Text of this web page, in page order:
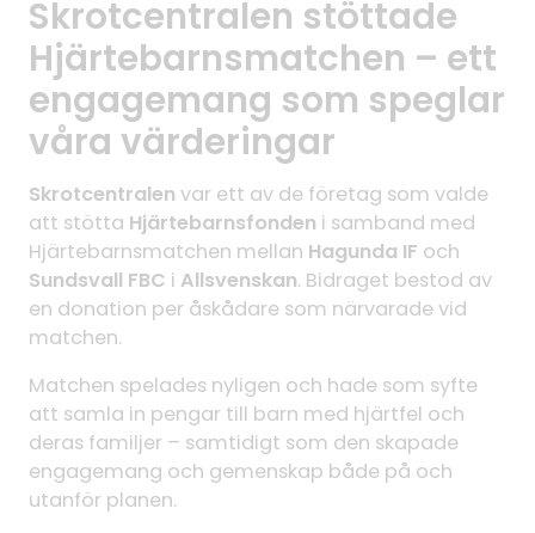
Skrotcentralen stöttade
Hjärtebarnsmatchen – ett
engagemang som speglar
våra värderingar
Skrotcentralen var ett av de företag som valde
att stötta Hjärtebarnsfonden i samband med
Hjärtebarnsmatchen mellan Hagunda IF och
Sundsvall FBC i Allsvenskan. Bidraget bestod av
en donation per åskådare som närvarade vid
matchen.
Matchen spelades nyligen och hade som syfte
att samla in pengar till barn med hjärtfel och
deras familjer – samtidigt som den skapade
engagemang och gemenskap både på och
utanför planen.